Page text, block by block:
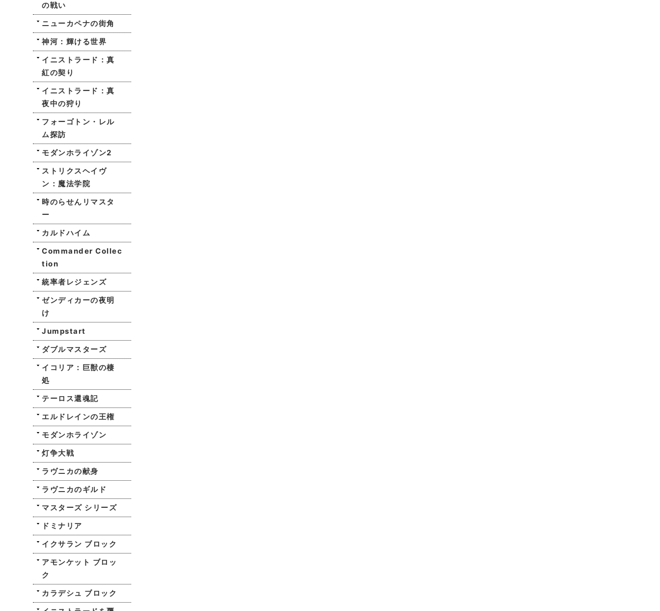
の戦い
ニューカペナの街角
神河：輝ける世界
イニストラード：真
紅の契り
イニストラード：真
夜中の狩り
フォーゴトン・レル
ム探訪
モダンホライゾン2
ストリクスヘイヴ
ン：魔法学院
時のらせんリマスタ
ー
カルドハイム
Commander Collec
tion
統率者レジェンズ
ゼンディカーの夜明
け
Jumpstart
ダブルマスターズ
イコリア：巨獣の棲
処
テーロス還魂記
エルドレインの王権
モダンホライゾン
灯争大戦
ラヴニカの献身
ラヴニカのギルド
マスターズ シリーズ
ドミナリア
イクサラン ブロック
アモンケット ブロッ
ク
カラデシュ ブロック